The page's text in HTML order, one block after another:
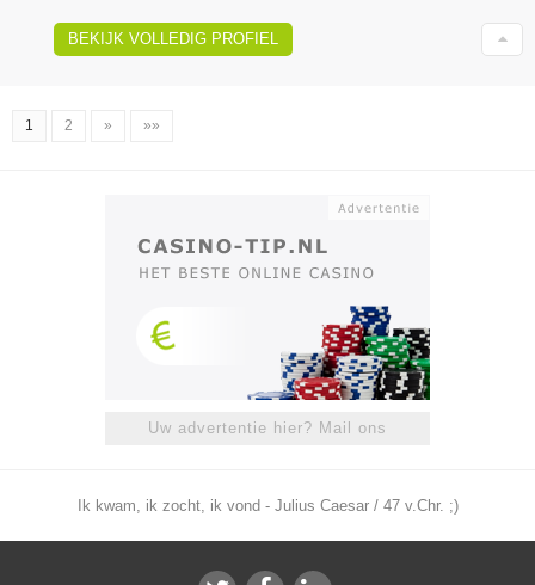
BEKIJK VOLLEDIG PROFIEL
1 2 » »»
Uw advertentie hier? Mail ons
Ik kwam, ik zocht, ik vond - Julius Caesar / 47 v.Chr. ;)